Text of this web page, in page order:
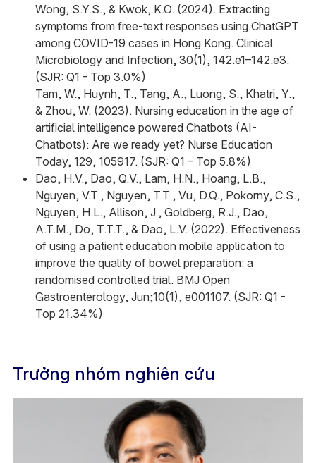
Wong, S.Y.S., & Kwok, K.O. (2024). Extracting
symptoms from free-text responses using ChatGPT
among COVID-19 cases in Hong Kong. Clinical
Microbiology and Infection, 30(1), 142.e1–142.e3.
(SJR: Q1 - Top 3.0%)
Tam, W., Huynh, T., Tang, A., Luong, S., Khatri, Y.,
& Zhou, W. (2023). Nursing education in the age of
artificial intelligence powered Chatbots (AI-
Chatbots): Are we ready yet? Nurse Education
Today, 129, 105917. (SJR: Q1 – Top 5.8%)
Dao, H.V., Dao, Q.V., Lam, H.N., Hoang, L.B.,
Nguyen, V.T., Nguyen, T.T., Vu, D.Q., Pokorny, C.S.,
Nguyen, H.L., Allison, J., Goldberg, R.J., Dao,
A.T.M., Do, T.T.T., & Dao, L.V. (2022). Effectiveness
of using a patient education mobile application to
improve the quality of bowel preparation: a
randomised controlled trial. BMJ Open
Gastroenterology, Jun;10(1), e001107. (SJR: Q1 -
Top 21.34%)
Trưởng nhóm nghiên cứu